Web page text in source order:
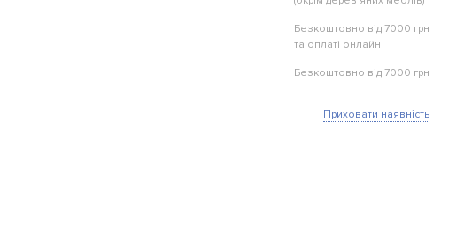
Безкоштовно від 7000 грн
та оплаті онлайн
Безкоштовно від 7000 грн
Приховати наявність